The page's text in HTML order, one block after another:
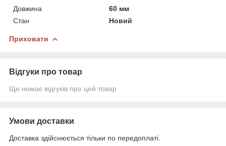
Довжина
60 мм
Стан
Новий
Приховати
Відгуки про товар
Ще немає відгуків про цей товар
Умови доставки
Доставка здійснюється тільки по передоплаті.